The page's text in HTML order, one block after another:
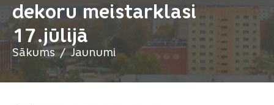
dekoru meistarklasi
17.jūlijā
Sākums Jaunumi